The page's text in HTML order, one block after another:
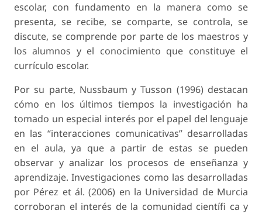
escolar, con fundamento en la manera como se
presenta, se recibe, se comparte, se controla, se
discute, se comprende por parte de los maestros y
los alumnos y el conocimiento que constituye el
currículo escolar.
Por su parte, Nussbaum y Tusson (1996) destacan
cómo en los últimos tiempos la investigación ha
tomado un especial interés por el papel del lenguaje
en las “interacciones comunicativas” desarrolladas
en el aula, ya que a partir de estas se pueden
observar y analizar los procesos de enseñanza y
aprendizaje. Investigaciones como las desarrolladas
por Pérez et ál. (2006) en la Universidad de Murcia
corroboran el interés de la comunidad científi ca y